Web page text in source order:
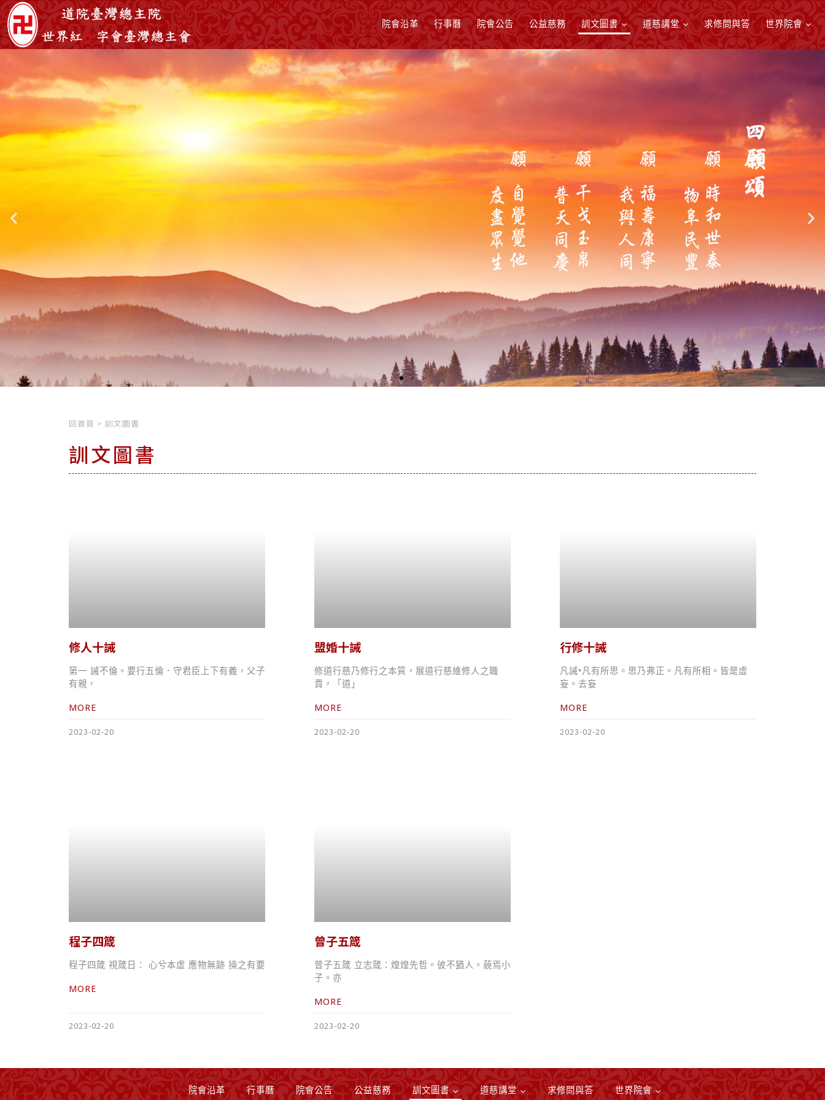
院會沿革 行事曆 院會公告 公益慈務 訓文圖書 道慈講堂 求修問與答 世界院會
回首頁 > 訓文圖書
訓文圖書
修人十誡
第一 誡不倫。要行五倫．守君臣上下有義，父子
有親，
MORE
2023-02-20
盟婚十誡
修道行慈乃修行之本質，展道行慈維修人之職
責，「道」
MORE
2023-02-20
行修十誡
凡誡•凡有所思。思乃弗正。凡有所相。皆是虛
妄。去妄
MORE
2023-02-20
程子四箴
程子四箴 視箴日： 心兮本虛 應物無跡 操之有要
MORE
2023-02-20
曾子五箴
曾子五箴 立志箴：煌煌先哲。彼不猶人。藐焉小
子。亦
MORE
2023-02-20
院會沿革 行事曆 院會公告 公益慈務 訓文圖書 道慈講堂 求修問與答 世界院會